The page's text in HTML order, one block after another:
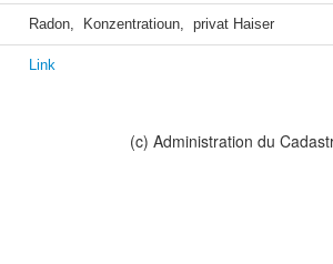
Radon,  Konzentratioun,  privat Haiser
Link
(c) Administration du